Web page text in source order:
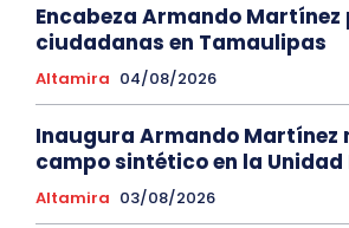
Encabeza Armando
ciudadanas en Tamaulipas
Altamira 04/08/2026
Inaugura Armando Martínez
campo sintético en la
Altamira 03/08/2026